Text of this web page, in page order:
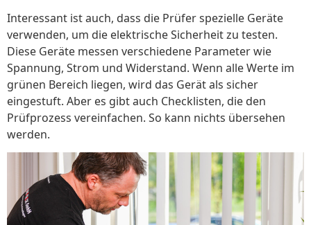
Interessant ist auch, dass die Prüfer spezielle Geräte
verwenden, um die elektrische Sicherheit zu testen.
Diese Geräte messen verschiedene Parameter wie
Spannung, Strom und Widerstand. Wenn alle Werte im
grünen Bereich liegen, wird das Gerät als sicher
eingestuft. Aber es gibt auch Checklisten, die den
Prüfprozess vereinfachen. So kann nichts übersehen
werden.